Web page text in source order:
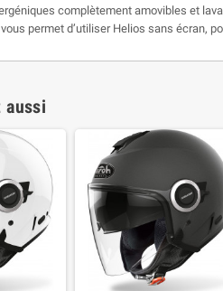
complètement amovibles et
permet d’utiliser Helios sans écran,
aussi